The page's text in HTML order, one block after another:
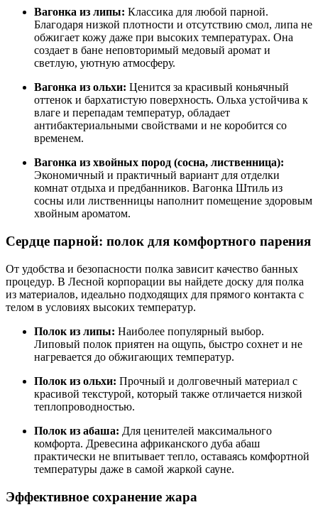
Вагонка из липы: Классика для любой парной.
Благодаря низкой плотности и отсутствию смол, липа не
обжигает кожу даже при высоких температурах. Она
создает в бане неповторимый медовый аромат и
светлую, уютную атмосферу.
Вагонка из ольхи: Ценится за красивый коньячный
оттенок и бархатистую поверхность. Ольха устойчива к
влаге и перепадам температур, обладает
антибактериальными свойствами и не коробится со
временем.
Вагонка из хвойных пород (сосна, лиственница):
Экономичный и практичный вариант для отделки
комнат отдыха и предбанников. Вагонка Штиль из
сосны или лиственницы наполнит помещение здоровым
хвойным ароматом.
Сердце парной: полок для комфортного парения
От удобства и безопасности полка зависит качество банных
процедур. В Лесной корпорации вы найдете доску для полка
из материалов, идеально подходящих для прямого контакта с
телом в условиях высоких температур.
Полок из липы: Наиболее популярный выбор.
Липовый полок приятен на ощупь, быстро сохнет и не
нагревается до обжигающих температур.
Полок из ольхи: Прочный и долговечный материал с
красивой текстурой, который также отличается низкой
теплопроводностью.
Полок из абаша: Для ценителей максимального
комфорта. Древесина африканского дуба абаш
практически не впитывает тепло, оставаясь комфортной
температуры даже в самой жаркой сауне.
Эффективное сохранение жара